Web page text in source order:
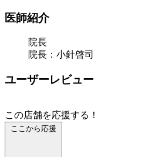
医師紹介
院長
院長：小針啓司
ユーザーレビュー
この店舗を応援する！
ここから応援